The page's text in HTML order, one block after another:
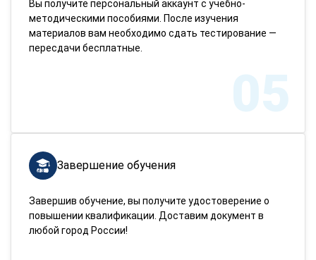
Вы получите персональный аккаунт с учебно-
методическими пособиями. После изучения
материалов вам необходимо сдать тестирование —
пересдачи бесплатные.
05
Завершение обучения
Завершив обучение, вы получите удостоверение о
повышении квалификации. Доставим документ в
любой город России!